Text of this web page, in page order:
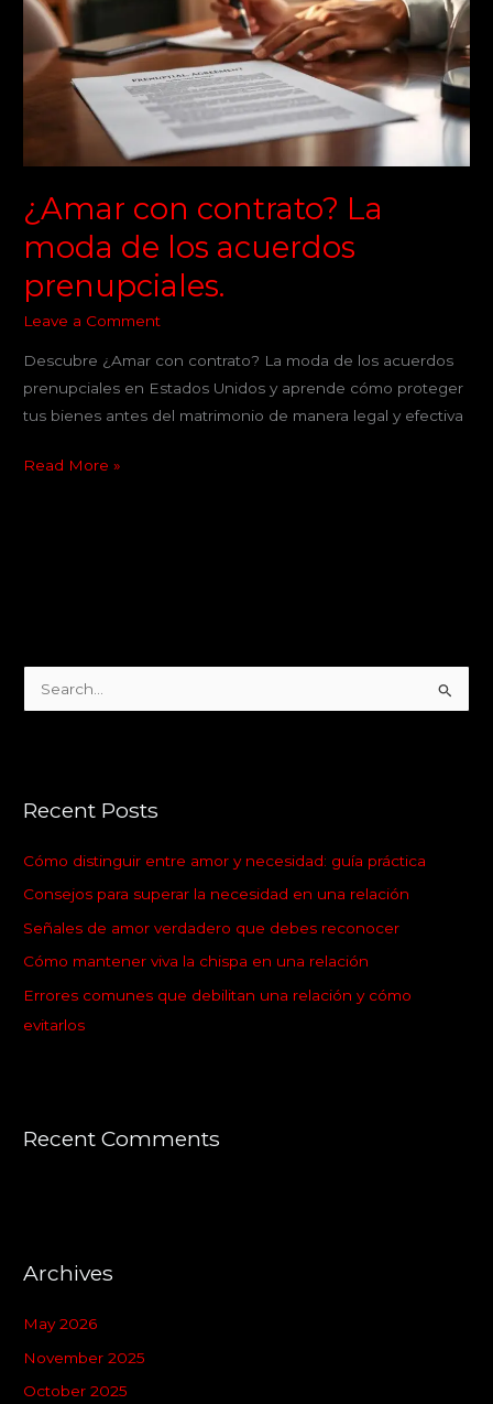
¿Amar con contrato? La
moda de los acuerdos
prenupciales.
Leave a Comment
Descubre ¿Amar con contrato? La moda de los acuerdos
prenupciales en Estados Unidos y aprende cómo proteger
tus bienes antes del matrimonio de manera legal y efectiva
La
moda
de
los
acuerdos
prenupciales.
Read More »
c
f
o
r
:
Recent Posts
Cómo distinguir entre amor y necesidad: guía práctica
Consejos para superar la necesidad en una relación
Señales de amor verdadero que debes reconocer
Cómo mantener viva la chispa en una relación
Errores comunes que debilitan una relación y cómo
evitarlos
Recent Comments
Archives
May 2026
November 2025
October 2025